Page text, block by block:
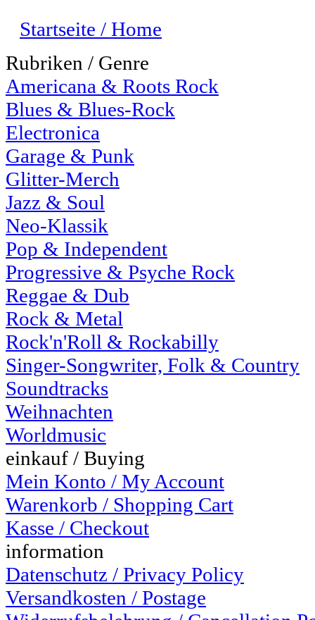
Startseite / Home
Rubriken / Genre
Americana & Roots Rock
Blues & Blues-Rock
Electronica
Garage & Punk
Glitter-Merch
Jazz & Soul
Neo-Klassik
Pop & Independent
Progressive & Psyche Rock
Reggae & Dub
Rock & Metal
Rock'n'Roll & Rockabilly
Singer-Songwriter, Folk & Country
Soundtracks
Weihnachten
Worldmusic
einkauf / Buying
Mein Konto / My Account
Warenkorb / Shopping Cart
Kasse / Checkout
information
Datenschutz / Privacy Policy
Versandkosten / Postage